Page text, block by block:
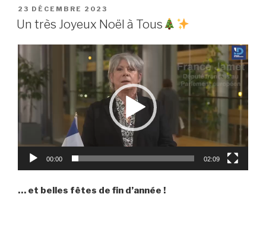
PUBLIÉ
LE
23 DÉCEMBRE 2023
Un très Joyeux Noël à Tous
vidéo
00:00 02:09
… et belles fêtes de fin d’année !